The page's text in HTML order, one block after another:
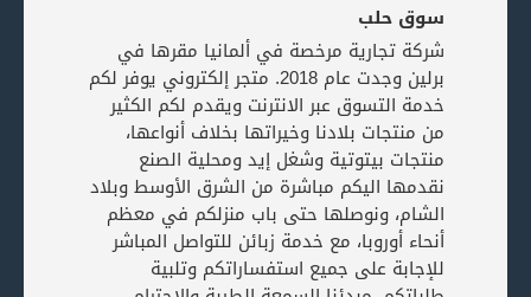
سوق حلب
شركة تجارية مرخصة في ألمانيا مقرها في
برلين وجدت عام 2018. متجر إلكتروني يوفر لكم
خدمة التسوق عبر الانترنت ويقدم لكم الكثير
من منتجات بلادنا وخيراتها بخلاف أنواعها،
منتجات بيتوتية وشغل إيد ومحلية الصنع
نقدمها اليكم مباشرة من الشرق الأوسط وبلاد
الشام، ونوصلها حتى باب منزلكم في معظم
أنحاء أوروبا، مع خدمة زبائن للتواصل المباشر
للإجابة على جميع استفساراتكم وتلبية